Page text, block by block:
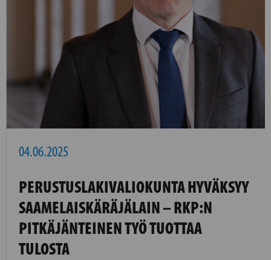
04.06.2025
PERUSTUSLAKIVALIOKUNTA HYVÄKSYY
SAAMELAISKÄRÄJÄLAIN – RKP:N
PITKÄJÄNTEINEN TYÖ TUOTTAA
TULOSTA